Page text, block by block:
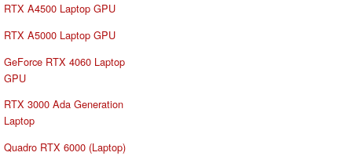
RTX A4500 Laptop GPU
RTX A5000 Laptop GPU
GeForce RTX 4060 Laptop
GPU
RTX 3000 Ada Generation
Laptop
Quadro RTX 6000 (Laptop)